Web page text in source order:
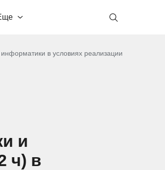
в условиях реализации
и
ч) в